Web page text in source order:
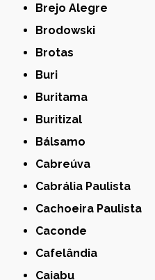
Brejo Alegre
Brodowski
Brotas
Buri
Buritama
Buritizal
Bálsamo
Cabreúva
Cabrália Paulista
Cachoeira Paulista
Caconde
Cafelândia
Caiabu